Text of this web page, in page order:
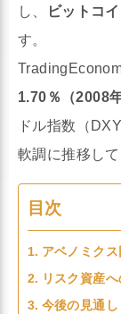
し、
ビットコ
す。
1.70％（2008
ドル指数（
軟調に推移して
目次
アベノミク
リスク資産
今後の見通し